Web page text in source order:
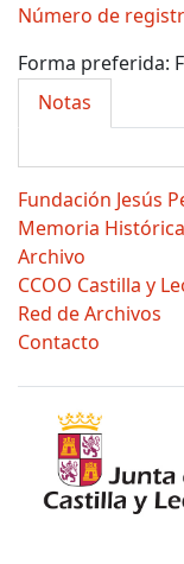
Fundación Jesús
Memoria Histórica
Archivo
CCOO Castilla y
Red de Archivos
Contacto
Número de
Forma preferida:
Notas